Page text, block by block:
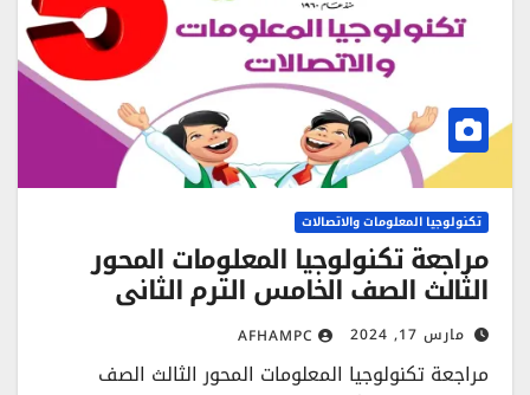
تكنولوجيا المعلومات والاتصالات
مراجعة تكنولوجيا المعلومات المحور
الثالث الصف الخامس الترم الثاني
مارس 17, 2024 AFHAMPC
مراجعة تكنولوجيا المعلومات المحور الثالث الصف